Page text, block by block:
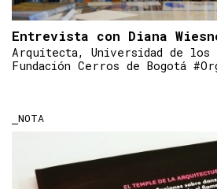
Entrevista con Diana
Arquitecta, Universidad de los
Fundación Cerros de Bogotá
NOTA